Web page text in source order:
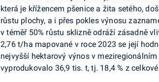
která je křížencem pšenice a žita setého,
růstu plochy, a i přes pokles výnosu
v téměř 50% růstu sklizně odráží zásadně
2,76 t/ha mapované v roce 2023 se její
nejvyšší hektarový výnos v
vyprodukovalo 36,9 tis. t, tj. 18,4 % z